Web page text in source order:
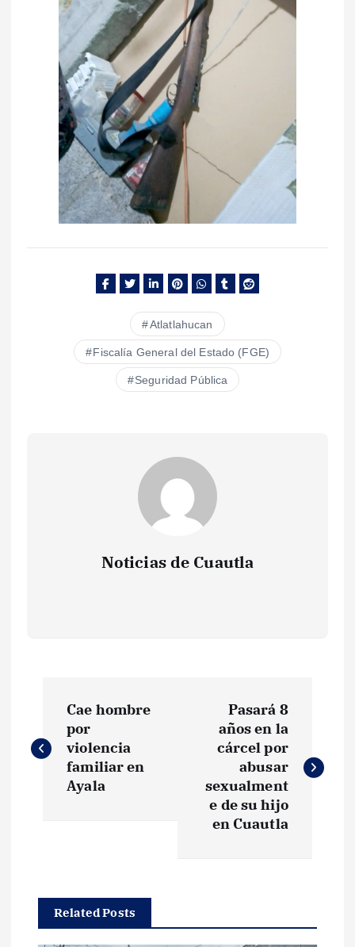
Atlatlahucan
Fiscalía General del Estado (FGE)
Seguridad Pública
Noticias de Cuautla
a
a
c
Cae hombre
por
violencia
familiar en
Ayala
Pasará 8
años en la
cárcel por
abusar
sexualment
e de su hijo
en Cuautla
Related Posts